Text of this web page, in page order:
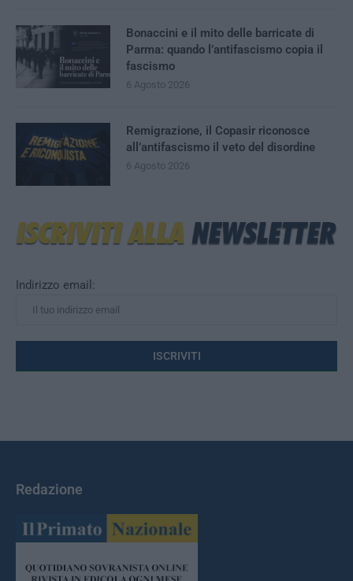
Indirizzo email:
Bonaccini e il mito delle barricate di
Parma: quando l’antifascismo copia il
fascismo
6 Agosto 2026
Remigrazione, il Copasir riconosce
all’antifascismo il veto del disordine
6 Agosto 2026
Redazione